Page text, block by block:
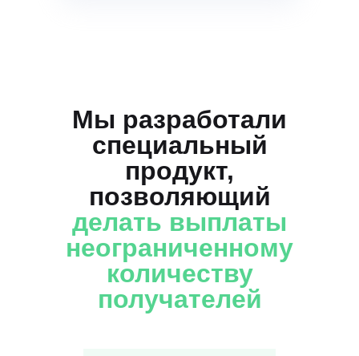
Мы разработали
специальный
продукт,
позволяющий
делать выплаты
неограниченному
количеству
получателей